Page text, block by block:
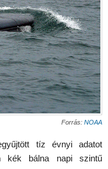
Forrás: NOAA
tíz évnyi adatot
kék bálna napi szintű